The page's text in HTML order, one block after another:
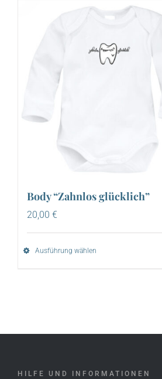
Body “Zahnlos glücklich”
20,00 €
Ausführung wählen
HILFE UND INFORMATIONEN